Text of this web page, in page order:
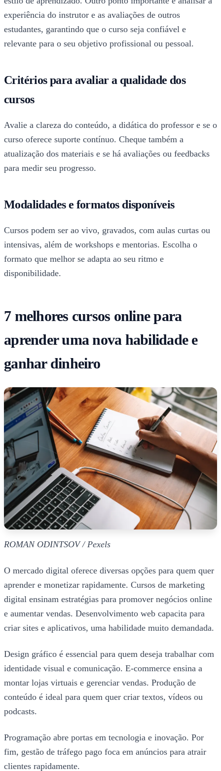
experiência do instrutor e as avaliações de outros
estudantes, garantindo que o curso seja confiável e
relevante para o seu objetivo profissional ou pessoal.
Critérios para avaliar a qualidade dos
cursos
Avalie a clareza do conteúdo, a didática do professor e se o
curso oferece suporte contínuo. Cheque também a
atualização dos materiais e se há avaliações ou feedbacks
para medir seu progresso.
Modalidades e formatos disponíveis
Cursos podem ser ao vivo, gravados, com aulas curtas ou
intensivas, além de workshops e mentorias. Escolha o
formato que melhor se adapta ao seu ritmo e
disponibilidade.
7 melhores cursos online para
aprender uma nova habilidade e
ganhar dinheiro
ROMAN ODINTSOV / Pexels
O mercado digital oferece diversas opções para quem quer
aprender e monetizar rapidamente. Cursos de marketing
digital ensinam estratégias para promover negócios online
e aumentar vendas. Desenvolvimento web capacita para
criar sites e aplicativos, uma habilidade muito demandada.
Design gráfico é essencial para quem deseja trabalhar com
identidade visual e comunicação. E-commerce ensina a
montar lojas virtuais e gerenciar vendas. Produção de
conteúdo é ideal para quem quer criar textos, vídeos ou
podcasts.
Programação abre portas em tecnologia e inovação. Por
fim, gestão de tráfego pago foca em anúncios para atrair
clientes rapidamente.